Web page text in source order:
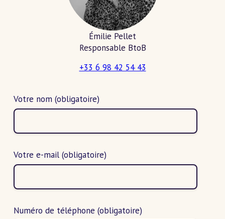
Émilie Pellet
Responsable BtoB
+33 6 98 42 54 43
Votre nom (obligatoire)
Votre e-mail (obligatoire)
Numéro de téléphone (obligatoire)